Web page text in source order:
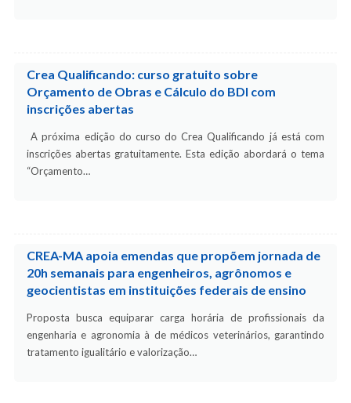
Crea Qualificando: curso gratuito sobre
Orçamento de Obras e Cálculo do BDI com
inscrições abertas
A próxima edição do curso do Crea Qualificando já está com
inscrições abertas gratuitamente. Esta edição abordará o tema
“Orçamento…
CREA-MA apoia emendas que propõem jornada de
20h semanais para engenheiros, agrônomos e
geocientistas em instituições federais de ensino
Proposta busca equiparar carga horária de profissionais da
engenharia e agronomia à de médicos veterinários, garantindo
tratamento igualitário e valorização…